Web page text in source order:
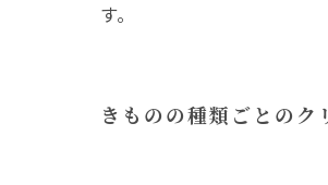
す。
きものの種類ごとのク